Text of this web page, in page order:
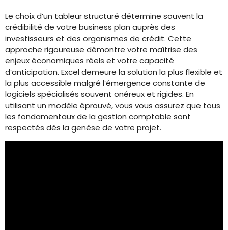
Le choix d’un tableur structuré détermine souvent la
crédibilité de votre business plan auprès des
investisseurs et des organismes de crédit. Cette
approche rigoureuse démontre votre maîtrise des
enjeux économiques réels et votre capacité
d’anticipation. Excel demeure la solution la plus flexible et
la plus accessible malgré l’émergence constante de
logiciels spécialisés souvent onéreux et rigides. En
utilisant un modèle éprouvé, vous vous assurez que tous
les fondamentaux de la gestion comptable sont
respectés dès la genèse de votre projet.